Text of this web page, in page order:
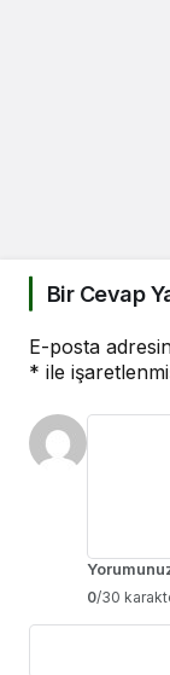
Bir Cevap
E-posta
* ile
0/30